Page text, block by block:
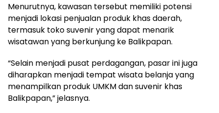
Menurutnya, kawasan tersebut memiliki potensi
menjadi lokasi penjualan produk khas daerah,
termasuk toko suvenir yang dapat menarik
wisatawan yang berkunjung ke Balikpapan.
“Selain menjadi pusat perdagangan, pasar ini juga
diharapkan menjadi tempat wisata belanja yang
menampilkan produk UMKM dan suvenir khas
Balikpapan,” jelasnya.